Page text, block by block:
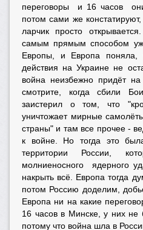
переговоры и 16 часов они
потом сами же
ларчик просто
самым прямым способом
Европы, и Европа поняла,
действия на Украине не
война неизбежно придёт
смотрите, когда сбили
заистерил о том, что
уничтожает мирные
страны" и там все прочее -
к войне. Но тогда это
территории России,
молниеносного ядерного
накрыть всё. Европа тогда
потом Россию доделим,
Европа ни на какие
16 часов в Минске, у них не
потому что война шла в